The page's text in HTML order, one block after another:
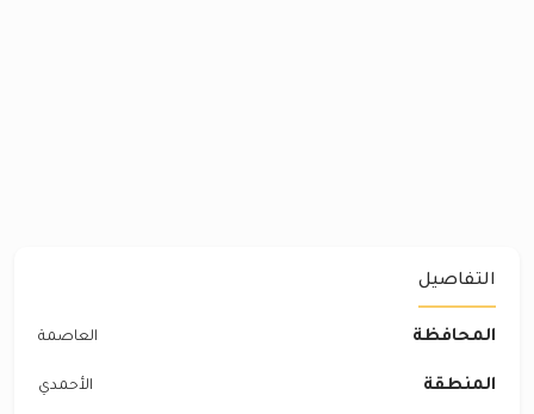
التفاصيل
المحافظة العاصمة
المنطقة الأحمدي